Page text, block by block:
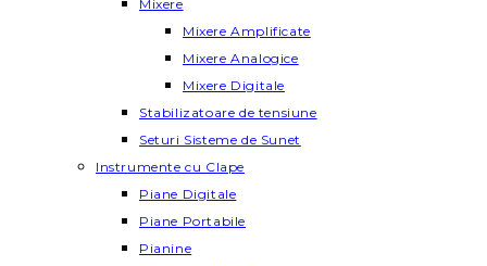
Mixere
Mixere Amplificate
Mixere Analogice
Mixere Digitale
Stabilizatoare de tensiune
Seturi Sisteme de Sunet
Instrumente cu Clape
Piane Digitale
Piane Portabile
Pianine